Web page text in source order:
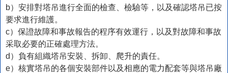
b）安排對塔吊進行全面的檢查、檢驗等，以及確認塔吊已按
要求進行維護。
c）保證故障和事故報告的程序有效運行，以及對故障和事故
采取必要的正確處理方法。
d）負有組織塔吊安裝、拆卸、爬升的責任。
e）核實塔吊的各個安裝部件以及相應的電力配套等與塔吊廠